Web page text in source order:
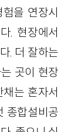
을 연장시
. 현장에서
. 더 잘하는
곳이 현장
는 혼자서
종합설비공